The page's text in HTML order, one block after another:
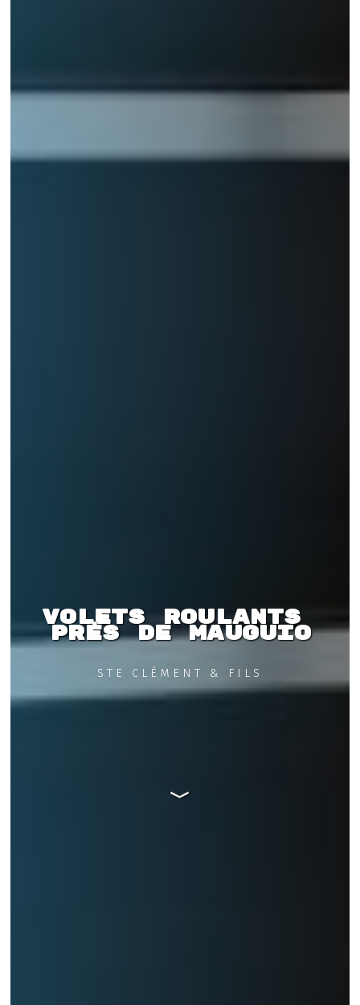
Volets roulants
près de Mauguio
STE CLÉMENT & FILS